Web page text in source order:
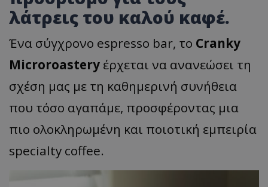
λάτρεις του καλού καφέ.
Ένα σύγχρονο espresso bar, το Cranky
Microroastery έρχεται να ανανεώσει τη
σχέση μας με τη καθημερινή συνήθεια
που τόσο αγαπάμε, προσφέροντας μια
πιο ολοκληρωμένη και ποιοτική εμπειρία
specialty coffee.